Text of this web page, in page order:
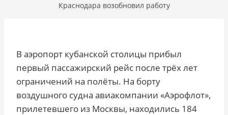
Краснодара возобновил работу
В аэропорт кубанской столицы прибыл
первый пассажирский рейс после трёх лет
ограничений на полёты. На борту
воздушного судна авиакомпании «Аэрофлот»,
прилетевшего из Москвы, находились 184